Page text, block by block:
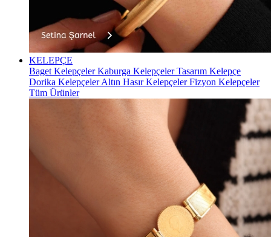
KELEPÇE
Baget KelepçelerKaburga KelepçelerTasarım Kelepçe
Dorika KelepçelerAltın Hasır KelepçelerFizyon Kelepçeler
Tüm Ürünler